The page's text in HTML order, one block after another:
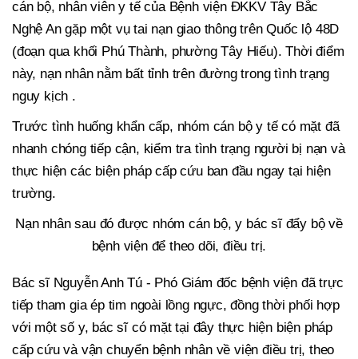
cán bộ, nhân viên y tế của Bệnh viện ĐKKV Tây Bắc
Nghệ An gặp một vụ tai nạn giao thông trên Quốc lộ 48D
(đoạn qua khối Phú Thành, phường Tây Hiếu). Thời điểm
này, nạn nhân nằm bất tỉnh trên đường trong tình trạng
nguy kịch .
Trước tình huống khẩn cấp, nhóm cán bộ y tế có mặt đã
nhanh chóng tiếp cận, kiểm tra tình trạng người bị nạn và
thực hiện các biện pháp cấp cứu ban đầu ngay tại hiện
trường.
Nạn nhân sau đó được nhóm cán bộ, y bác sĩ đẩy bộ về
bệnh viện để theo dõi, điều trị.
Bác sĩ Nguyễn Anh Tú - Phó Giám đốc bệnh viện đã trực
tiếp tham gia ép tim ngoài lồng ngực, đồng thời phối hợp
với một số y, bác sĩ có mặt tại đây thực hiện biện pháp
cấp cứu và vận chuyển bệnh nhân về viện điều trị, theo